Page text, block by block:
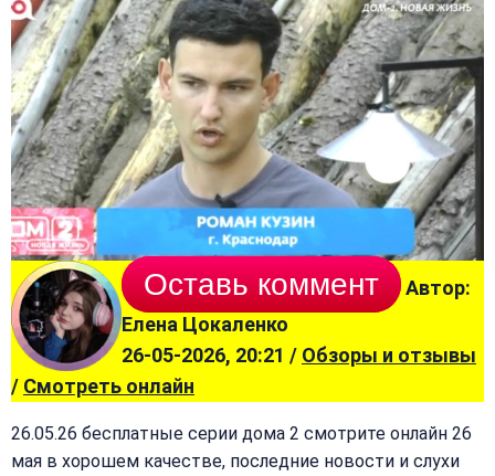
Оставь коммент
Автор:
Елена Цокаленко
26-05-2026, 20:21 / Обзоры и отзывы
/ Смотреть онлайн
26.05.26 бесплатные серии дома 2 смотрите онлайн 26
мая в хорошем качестве, последние новости и слухи